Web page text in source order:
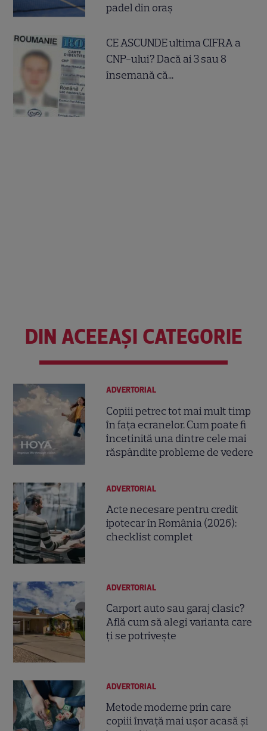
padel din oraș
CE ASCUNDE ultima CIFRA a
CNP-ului? Dacă ai 3 sau 8
însemană că...
DIN ACEEAȘI CATEGORIE
ADVERTORIAL
Copiii petrec tot mai mult timp
în fața ecranelor. Cum poate fi
încetinită una dintre cele mai
răspândite probleme de vedere
ADVERTORIAL
Acte necesare pentru credit
ipotecar în România (2026):
checklist complet
ADVERTORIAL
Carport auto sau garaj clasic?
Află cum să alegi varianta care
ți se potrivește
ADVERTORIAL
Metode moderne prin care
copiii învață mai ușor acasă și